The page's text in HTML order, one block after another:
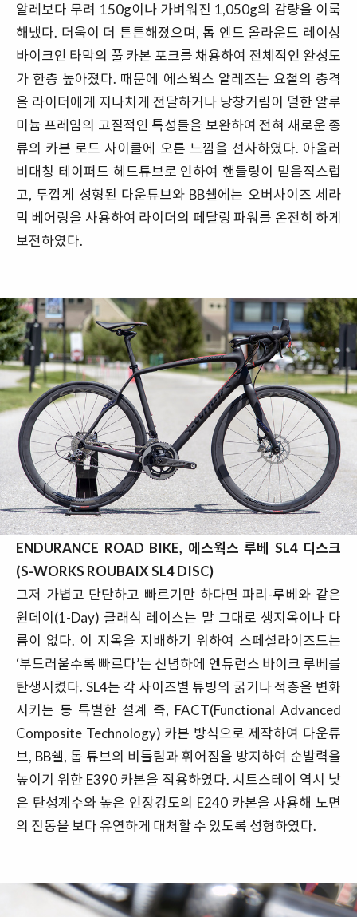
알레보다 무려 150g이나 가벼워진 1,050g의 감량을 이룩
해냈다. 더욱이 더 튼튼해졌으며, 톱 엔드 올라운드 레이싱
바이크인 타막의 풀 카본 포크를 채용하여 전체적인 완성도
가 한층 높아졌다. 때문에 에스웍스 알레즈는 요철의 충격
을 라이더에게 지나치게 전달하거나 낭창거림이 덜한 알루
미늄 프레임의 고질적인 특성들을 보완하여 전혀 새로운 종
류의 카본 로드 사이클에 오른 느낌을 선사하였다. 아울러
비대칭 테이퍼드 헤드튜브로 인하여 핸들링이 믿음직스럽
고, 두껍게 성형된 다운튜브와 BB쉘에는 오버사이즈 세라
믹 베어링을 사용하여 라이더의 페달링 파워를 온전히 하게
보전하였다.
ENDURANCE ROAD BIKE, 에스웍스 루베 SL4 디스크
(S-WORKS ROUBAIX SL4 DISC)
그저 가볍고 단단하고 빠르기만 하다면 파리-루베와 같은
원데이(1-Day) 클래식 레이스는 말 그대로 생지옥이나 다
름이 없다. 이 지옥을 지배하기 위하여 스페셜라이즈드는
‘부드러울수록 빠르다’는 신념하에 엔듀런스 바이크 루베를
탄생시켰다. SL4는 각 사이즈별 튜빙의 굵기나 적층을 변화
시키는 등 특별한 설계 즉, FACT(Functional Advanced
Composite Technology) 카본 방식으로 제작하여 다운튜
브, BB쉘, 톱 튜브의 비틀림과 휘어짐을 방지하여 순발력을
높이기 위한 E390 카본을 적용하였다. 시트스테이 역시 낮
은 탄성계수와 높은 인장강도의 E240 카본을 사용해 노면
의 진동을 보다 유연하게 대처할 수 있도록 성형하였다.